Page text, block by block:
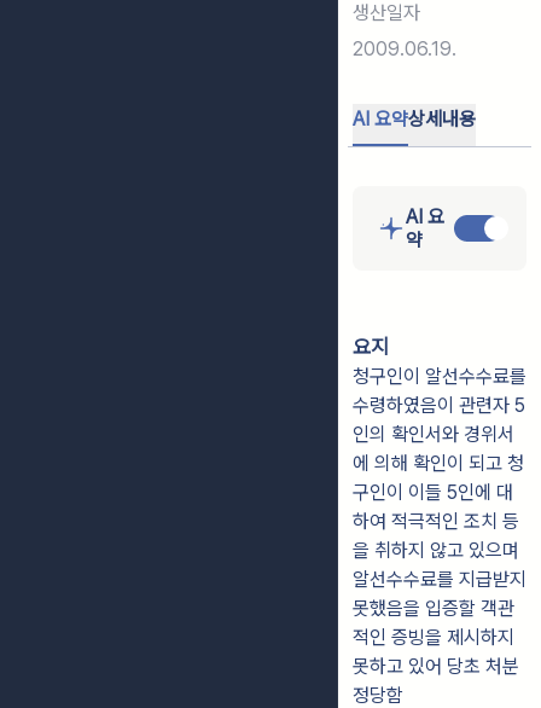
생산일자
2009.06.19.
AI 요약상세내용
AI 요
약
요지
청구인이 알선수수료를
수령하였음이 관련자 5
인의 확인서와 경위서
에 의해 확인이 되고 청
구인이 이들 5인에 대
하여 적극적인 조치 등
을 취하지 않고 있으며
알선수수료를 지급받지
못했음을 입증할 객관
적인 증빙을 제시하지
못하고 있어 당초 처분
정당함